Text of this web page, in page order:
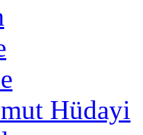
Hüdayi